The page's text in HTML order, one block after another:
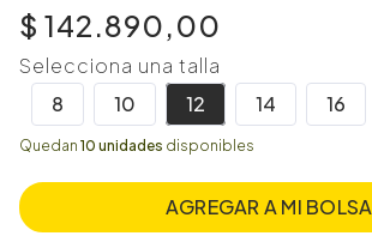
$ 142.890,00
Selecciona una talla
8
10 12 14 16
Quedan 10 unidades disponibles
AGREGAR A MI BOLSA